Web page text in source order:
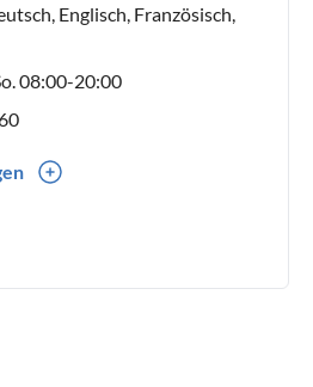
Englisch, Französisch,
08:00-20:00